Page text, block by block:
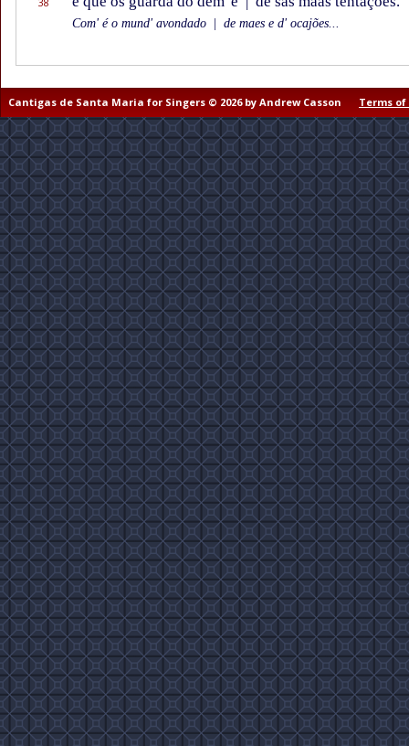
Com' é o mund' avondado de maes e d' ocajões...
Cantigas de Santa Maria for Singers © 2026 by Andrew Casson Terms of